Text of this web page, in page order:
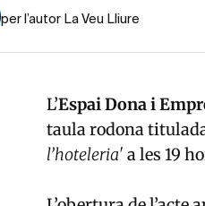
per l’autor La Veu Lliure
L’Espai Dona i
taula rodona
l’hoteleria' a les 19